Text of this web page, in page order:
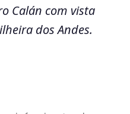
Calán com vista
dos Andes.